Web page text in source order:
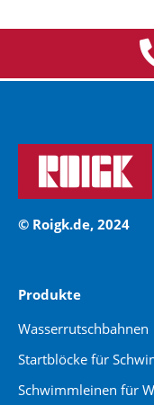
© Roigk.de, 2024
Produkte
Wasserrutschbahnen
Startblöcke für
Schwimmleinen für